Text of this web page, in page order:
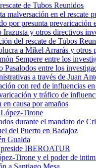
de Tubos Reunidos
malversación en el rescate
por presunta prevaricación
Irazusta y otros directivos
del rescate de Tubos
a Mikel Arrarás y otros
Sempere entre los
entre los
a través de Juan
con red de influencias
y tráfico de
causa por amaños
Tirone
durante el mandato de
del Puerto en Badajoz
Gualda
IBEROATUR
Tirone y el poder de
a Santiago Mesa